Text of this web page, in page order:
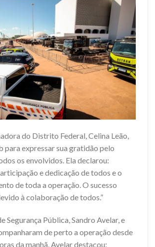
do Distrito Federal, Celina Leão,
para expressar sua gratidão pelo
os envolvidos. Ela declarou:
e dedicação de todos e o
de toda a operação. O sucesso
à colaboração de todos.”
Segurança Pública, Sandro Avelar, e
de perto a operação desde
da manhã. Avelar destacou: